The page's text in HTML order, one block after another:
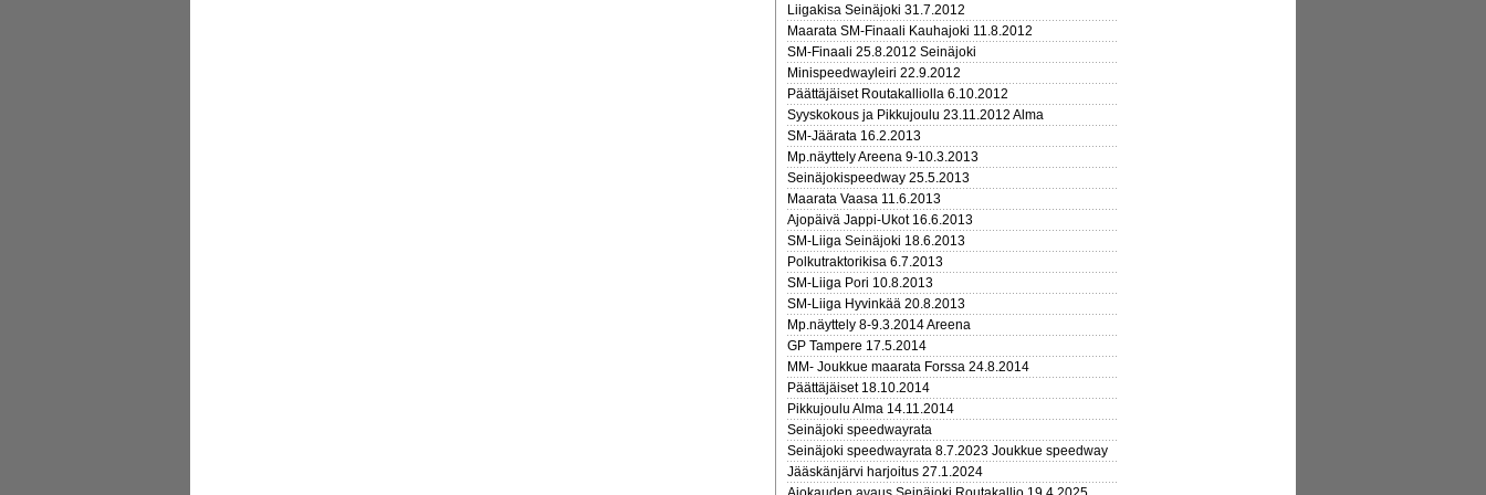
Liigakisa Seinäjoki 31.7.2012
Maarata SM-Finaali Kauhajoki 11.8.2012
SM-Finaali 25.8.2012 Seinäjoki
Minispeedwayleiri 22.9.2012
Päättäjäiset Routakalliolla 6.10.2012
Syyskokous ja Pikkujoulu 23.11.2012 Alma
SM-Jäärata 16.2.2013
Mp.näyttely Areena 9-10.3.2013
Seinäjokispeedway 25.5.2013
Maarata Vaasa 11.6.2013
Ajopäivä Jappi-Ukot 16.6.2013
SM-Liiga Seinäjoki 18.6.2013
Polkutraktorikisa 6.7.2013
SM-Liiga Pori 10.8.2013
SM-Liiga Hyvinkää 20.8.2013
Mp.näyttely 8-9.3.2014 Areena
GP Tampere 17.5.2014
MM- Joukkue maarata Forssa 24.8.2014
Päättäjäiset 18.10.2014
Pikkujoulu Alma 14.11.2014
Seinäjoki speedwayrata
Seinäjoki speedwayrata 8.7.2023 Joukkue speedway
Jääskänjärvi harjoitus 27.1.2024